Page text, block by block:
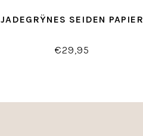
JADEGRŸNES SEIDEN PAPIER
€29,95